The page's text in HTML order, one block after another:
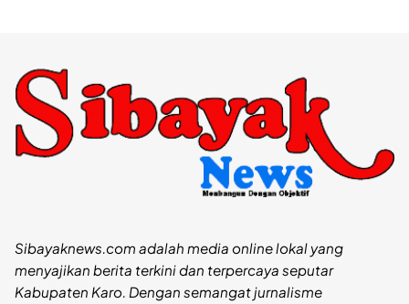
Sibayaknews.com adalah media online lokal yang
menyajikan berita terkini dan terpercaya seputar
Kabupaten Karo. Dengan semangat jurnalisme